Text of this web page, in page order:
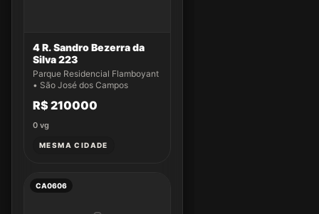
4 R. Sandro Bezerra da
Silva 223
Parque Residencial Flamboyant
• São José dos Campos
R$ 210000
0 vg
MESMA CIDADE
CA0606